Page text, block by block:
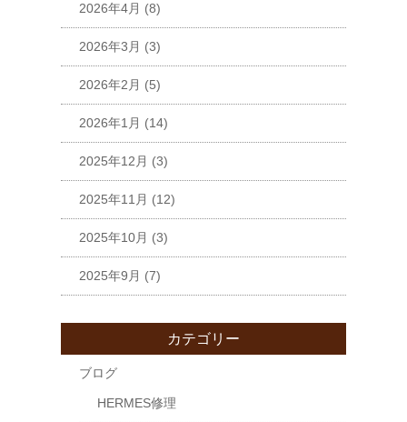
2026年4月 (8)
2026年3月 (3)
2026年2月 (5)
2026年1月 (14)
2025年12月 (3)
2025年11月 (12)
2025年10月 (3)
2025年9月 (7)
カテゴリー
ブログ
HERMES修理